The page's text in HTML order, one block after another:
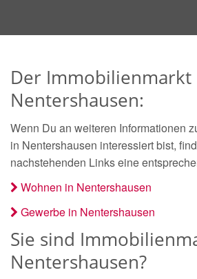
Der Immobilienmarkt
Nentershausen:
Wenn Du an weiteren Informationen
in Nentershausen interessiert bist,
nachstehenden Links eine
Wohnen in Nentershausen
Gewerbe in Nentershausen
Sie sind
Nentershausen?